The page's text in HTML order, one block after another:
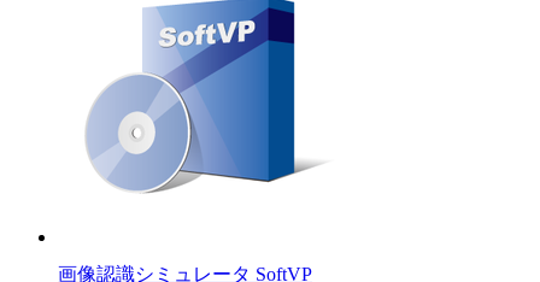
画像認識シミュレータ SoftVP